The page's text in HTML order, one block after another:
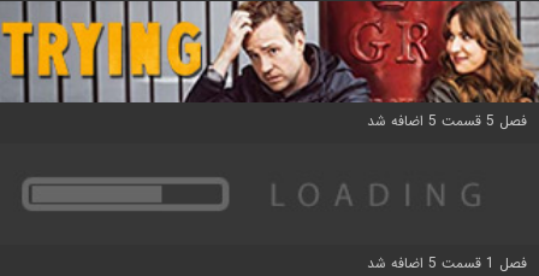
فصل 5 قسمت 5 اضافه شد
فصل 1 قسمت 5 اضافه شد